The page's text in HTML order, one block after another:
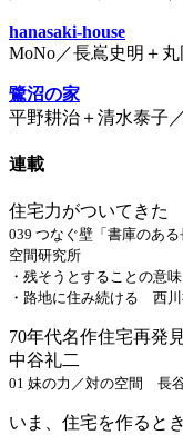
hanasaki-house
MoNo／長嶌史明＋丸
鷺沼の家
平野耕治＋清水泰子
連載
住宅力がついてきた
039 つなぐ壁「書庫のあ
空間研究所
・残そうとすることの意
・路地に住み続ける 西川
70年代名作住宅再発
中谷礼二
01 妹の力／対の空間 長
いま、住宅を作ると